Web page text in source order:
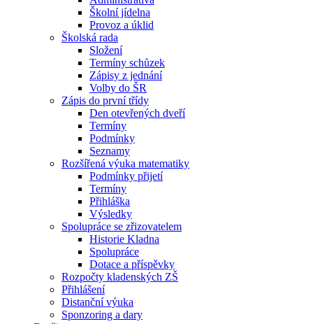
Školní jídelna
Provoz a úklid
Školská rada
Složení
Termíny schůzek
Zápisy z jednání
Volby do ŠR
Zápis do první třídy
Den otevřených dveří
Termíny
Podmínky
Seznamy
Rozšířená výuka matematiky
Podmínky přijetí
Termíny
Přihláška
Výsledky
Spolupráce se zřizovatelem
Historie Kladna
Spolupráce
Dotace a příspěvky
Rozpočty kladenských ZŠ
Přihlášení
Distanční výuka
Sponzoring a dary